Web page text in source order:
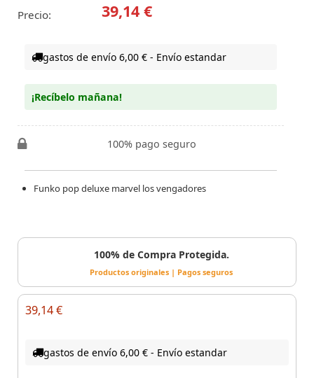
Precio: 39,14 €
gastos de envío 6,00 € - Envío estandar
¡Recíbelo mañana!
100% pago seguro
Funko pop deluxe marvel los vengadores
100% de Compra Protegida.
Productos originales | Pagos seguros
39,14 €
gastos de envío 6,00 € - Envío estandar